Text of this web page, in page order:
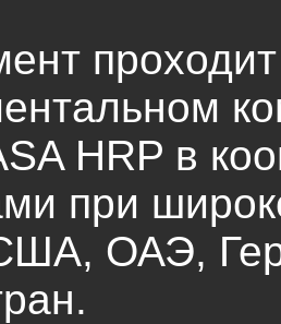
HRP в
при
ОАЭ,